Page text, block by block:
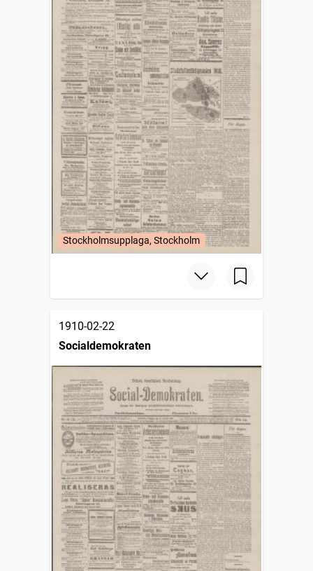
Stockholmsupplaga, Stockholm
1910-02-22
Socialdemokraten